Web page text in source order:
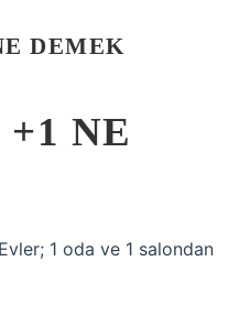
DEMEK
NE
1 oda ve 1 salondan